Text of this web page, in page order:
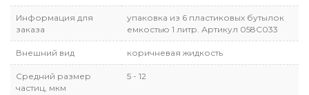
Информация для
заказа
упаковка из 6 пластиковых бутылок
емкостью 1 литр. Артикул 058С033
Внешний вид коричневая жидкость
Средний размер
частиц, мкм
5 - 12